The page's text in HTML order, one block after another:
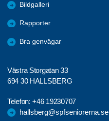
Bildgalleri
Rapporter
Bra genvägar
Västra Storgatan 33
694 30 HALLSBERG
Telefon:+46 19230707
hallsberg@spfseniorerna.se